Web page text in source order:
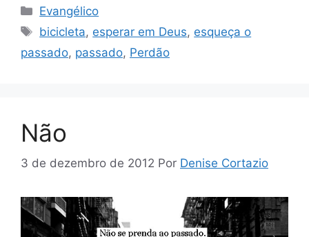
Categorias
Evangélico
Tags
bicicleta, esperar em Deus, esqueça o
passado, passado, Perdão
Não
3 de dezembro de 2012 Por Denise Cortazio